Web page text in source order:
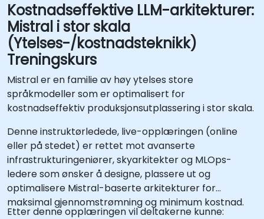
Kostnadseffektive LLM-arkitekturer:
Mistral i stor skala
(Ytelses-/kostnadsteknikk)
Treningskurs
Mistral er en familie av høy ytelses store
språkmodeller som er optimalisert for
kostnadseffektiv produksjonsutplassering i stor skala.
Denne instruktørledede, live-opplæringen (online
eller på stedet) er rettet mot avanserte
infrastrukturingeniører, skyarkitekter og MLOps-
ledere som ønsker å designe, plassere ut og
optimalisere Mistral-baserte arkitekturer for
maksimal gjennomstrømning og minimum kostnad.
Etter denne opplæringen vil deltakerne kunne: